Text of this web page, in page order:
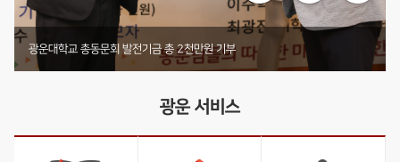
기부 내역 전체 보러가기
부동산법무학과 박사동문, 발전기금 4천2백12만원 기부
미디어커뮤니케이션학부 둥지장학회, 1천4백61만원 기탁
광운대학교 총동문회 발전기금 총 2천만원 기부
광운 서비스